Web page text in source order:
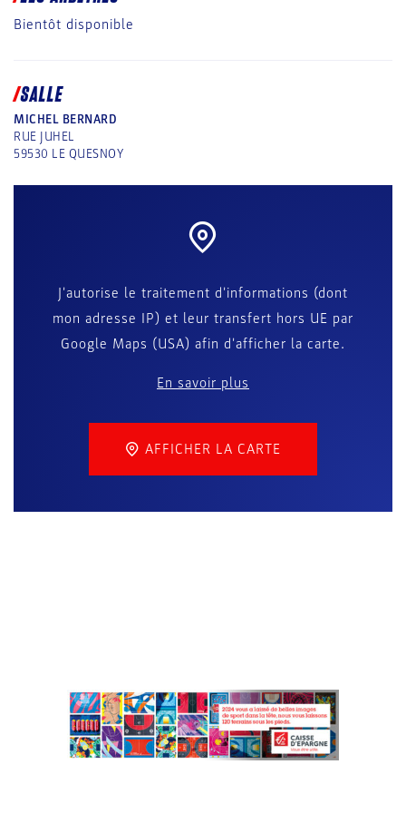
Bientôt disponible
SALLE
MICHEL BERNARD
RUE JUHEL
59530 LE QUESNOY
J'autorise le traitement d'informations (dont
mon adresse IP) et leur transfert hors UE par
Google Maps (USA) afin d'afficher la carte.
En savoir plus
AFFICHER LA CARTE